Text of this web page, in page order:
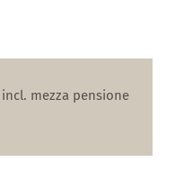
incl. mezza pensione